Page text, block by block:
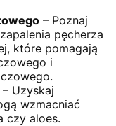
– Poznaj
pęcherza
które pomagają
i
– Uzyskaj
wzmacniać
czy aloes.